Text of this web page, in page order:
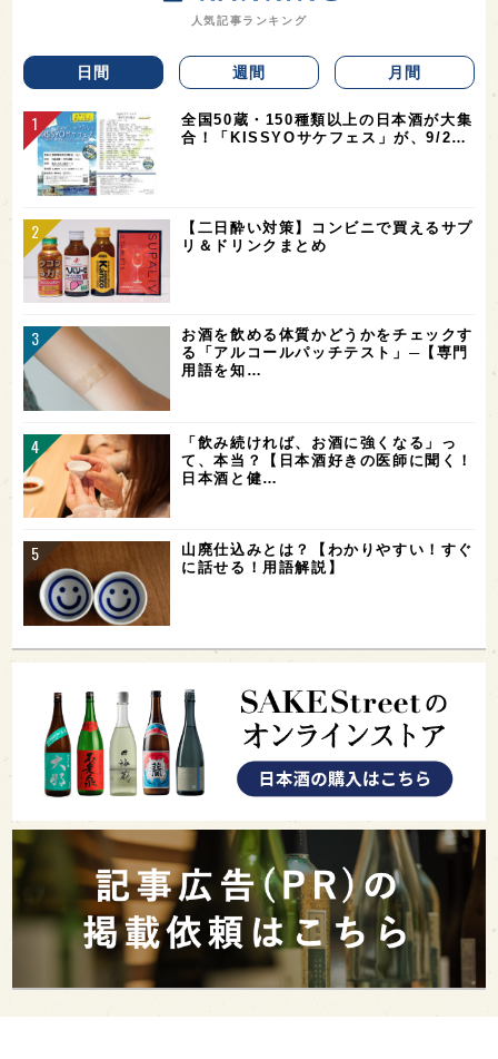
人気記事ランキング
日間 週間 月間
全国50蔵・150種類以上の日本酒が大集
合！「KISSYOサケフェス」が、9/2…
【二日酔い対策】コンビニで買えるサプ
リ＆ドリンクまとめ
お酒を飲める体質かどうかをチェックす
る「アルコールパッチテスト」─【専門
用語を知…
「飲み続ければ、お酒に強くなる」っ
て、本当？【日本酒好きの医師に聞く！
日本酒と健…
山廃仕込みとは？【わかりやすい！すぐ
に話せる！用語解説】